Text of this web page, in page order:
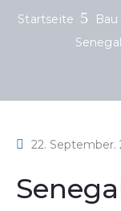
Startseite
22. September.